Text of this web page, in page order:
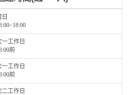
日
一工作日
前
一工作日
前
二工作日